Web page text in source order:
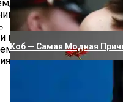
Коб — Самая Модная
кончиком карандаша,
на человека,
можно, задав ему
больше
Что характерно,